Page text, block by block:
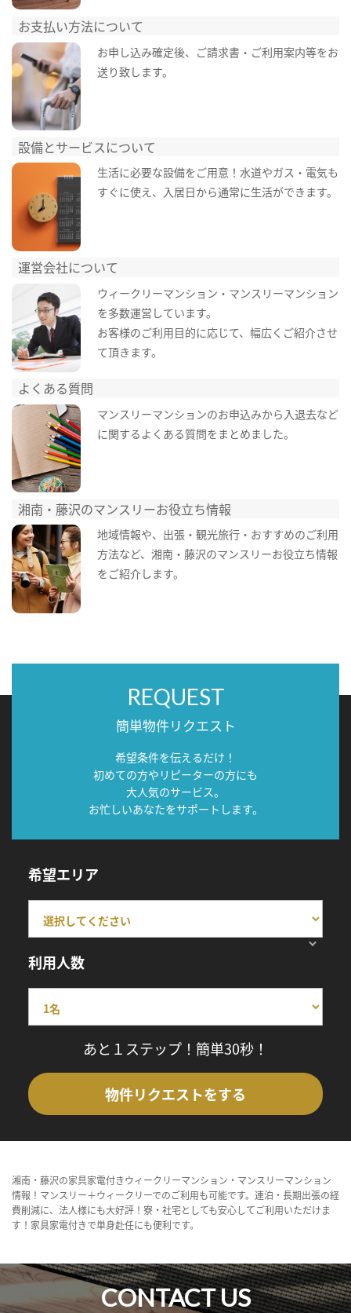
お支払い方法について
お申し込み確定後、ご請求書・ご利用案内等をお
送り致します。
設備とサービスについて
生活に必要な設備をご用意！水道やガス・電気も
すぐに使え、入居日から通常に生活ができます。
運営会社について
ウィークリーマンション・マンスリーマンション
を多数運営しています。
お客様のご利用目的に応じて、幅広くご紹介させ
て頂きます。
よくある質問
マンスリーマンションのお申込みから入退去など
に関するよくある質問をまとめました。
湘南・藤沢のマンスリーお役立ち情報
地域情報や、出張・観光旅行・おすすめのご利用
方法など、湘南・藤沢のマンスリーお役立ち情報
をご紹介します。
REQUEST
簡単物件リクエスト
希望条件を伝えるだけ！
初めての方やリピーターの方にも
大人気のサービス。
お忙しいあなたをサポートします。
希望エリア
利用人数
あと１ステップ！簡単30秒！
物件リクエストをする
湘南・藤沢の家具家電付きウィークリーマンション・マンスリーマンション
情報！マンスリー＋ウィークリーでのご利用も可能です。連泊・長期出張の経
費削減に、法人様にも大好評！寮・社宅としても安心してご利用いただけま
す！家具家電付きで単身赴任にも便利です。
CONTACT US